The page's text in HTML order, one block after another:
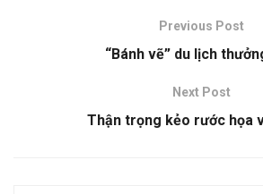
Previous Post
“Bánh vẽ” du lịch
Next Post
Thận trọng kẻo rước họa